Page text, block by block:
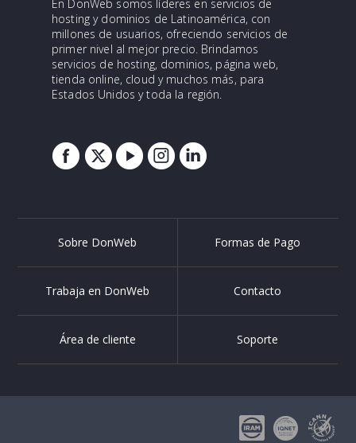
En DonWeb somos líderes en servicios de
hosting y dominios de Latinoamérica, con
millones de usuarios, ofreciendo servicios de
primer nivel al mejor precio. Brindamos
servicios de hosting, dominios, página web,
tienda online, cloud y muchos más, para
Estados Unidos y toda la región.
Sobre DonWeb Formas de Pago
Trabaja en DonWeb Contacto
Área de cliente Soporte